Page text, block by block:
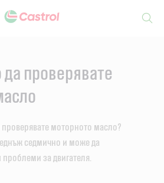
проверявате
моторното масло?
седмично и може да
за двигателя.